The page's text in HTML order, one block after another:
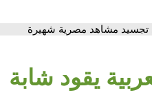
تجسيد مشاهد مصرية شهيرة
يقود شابة